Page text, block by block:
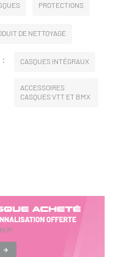
PROTECTIONS
DE NETTOYAGE
CASQUES INTÉGRAUX
ACCESSOIRES
CASQUES VTT ET BMX